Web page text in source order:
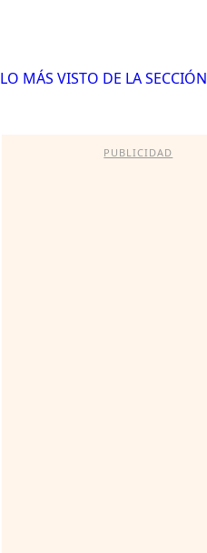
LO MÁS VISTO DE LA SECCIÓN
PUBLICIDAD